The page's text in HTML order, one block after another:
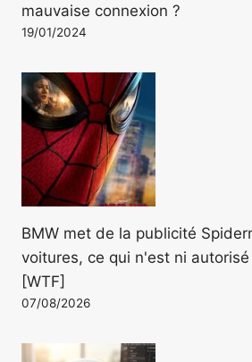
mauvaise connexion ?
19/01/2024
BMW met de la publicité
voitures, ce qui n'est ni
[WTF]
07/08/2026